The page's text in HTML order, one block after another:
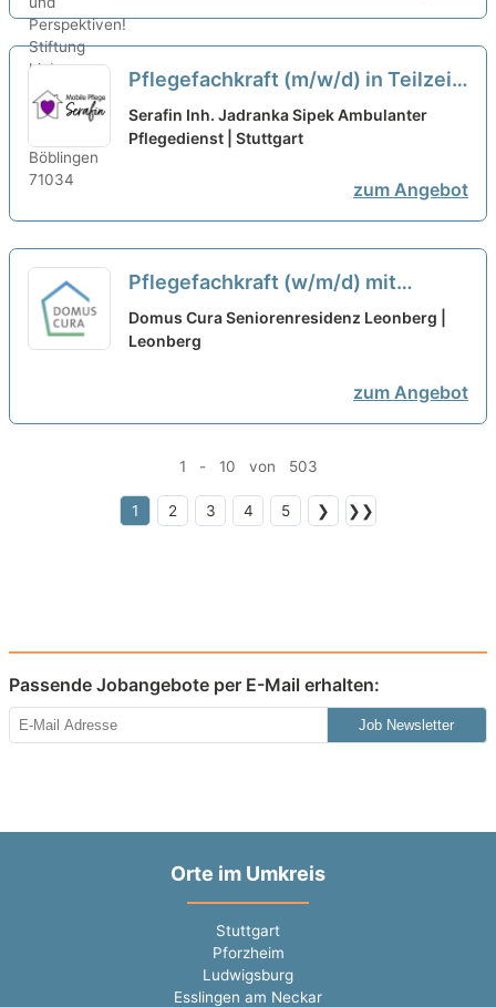
Pflegefachkraft (m/w/d) in Teilzeit
( bis 80%) – Ihr neuer Arbeitsplatz
in einem eingespielten Team!
Serafin Inh. Jadranka Sipek Ambulanter
Pflegedienst | Stuttgart
zum Angebot
Pflegefachkraft (w/m/d) mit
Schwerpunkt Nachtdienst in
Teilzeit - Wir bringen das Extra an
Domus Cura Seniorenresidenz Leonberg |
Leonberg
zum Angebot
1 - 10 von 503
1 2 3 4 5 ❯ ❯❯
Passende Jobangebote per E-Mail erhalten:
Job Newsletter
Orte im Umkreis
Stuttgart
Pforzheim
Ludwigsburg
Esslingen am Neckar